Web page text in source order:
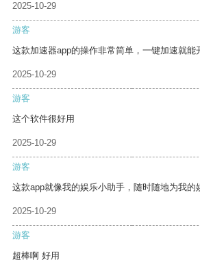
2025-10-29
游客
这款加速器app的操作非常简单，一键加速就能
2025-10-29
游客
这个软件很好用
2025-10-29
游客
这款app就像我的娱乐小助手，随时随地为我的
2025-10-29
游客
超棒啊 好用